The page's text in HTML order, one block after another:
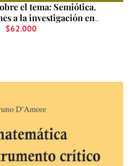
el tema: Semiótica.
a la investigación en
Un homenaje a
Duval
$62.000